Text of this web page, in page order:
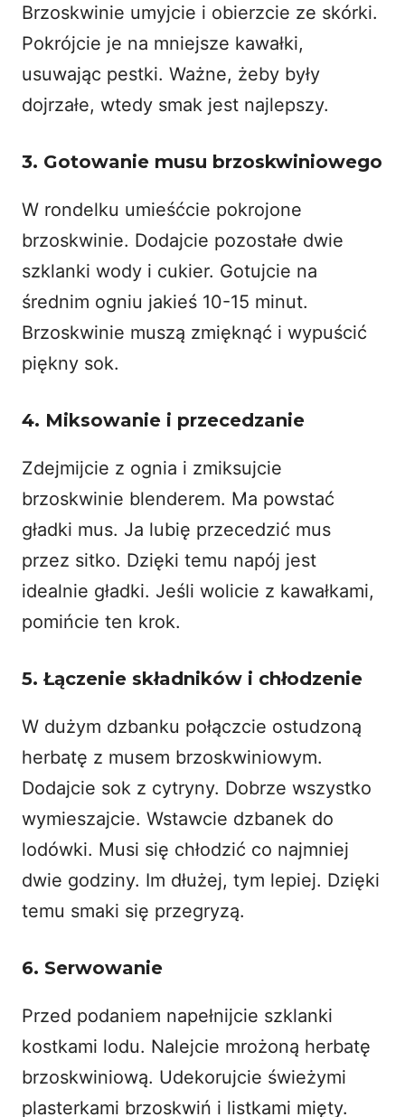
Brzoskwinie umyjcie i obierzcie ze skórki.
Pokrójcie je na mniejsze kawałki,
usuwając pestki. Ważne, żeby były
dojrzałe, wtedy smak jest najlepszy.
3. Gotowanie musu brzoskwiniowego
W rondelku umieśćcie pokrojone
brzoskwinie. Dodajcie pozostałe dwie
szklanki wody i cukier. Gotujcie na
średnim ogniu jakieś 10-15 minut.
Brzoskwinie muszą zmięknąć i wypuścić
piękny sok.
4. Miksowanie i przecedzanie
Zdejmijcie z ognia i zmiksujcie
brzoskwinie blenderem. Ma powstać
gładki mus. Ja lubię przecedzić mus
przez sitko. Dzięki temu napój jest
idealnie gładki. Jeśli wolicie z kawałkami,
pomińcie ten krok.
5. Łączenie składników i chłodzenie
W dużym dzbanku połączcie ostudzoną
herbatę z musem brzoskwiniowym.
Dodajcie sok z cytryny. Dobrze wszystko
wymieszajcie. Wstawcie dzbanek do
lodówki. Musi się chłodzić co najmniej
dwie godziny. Im dłużej, tym lepiej. Dzięki
temu smaki się przegryzą.
6. Serwowanie
Przed podaniem napełnijcie szklanki
kostkami lodu. Nalejcie mrożoną herbatę
brzoskwiniową. Udekorujcie świeżymi
plasterkami brzoskwiń i listkami mięty.